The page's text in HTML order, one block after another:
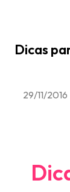
Dicas
29/11/2016